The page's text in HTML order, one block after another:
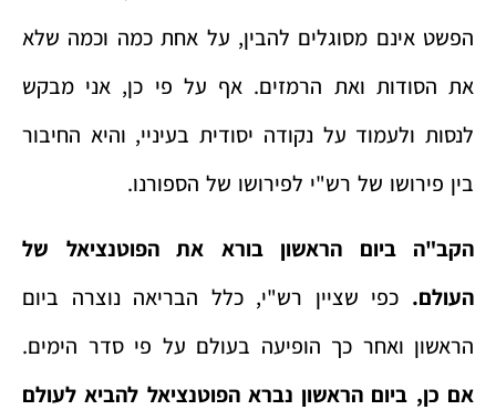
הפשט אינם מסוגלים להבין, על אחת כמה וכמה שלא
את הסודות ואת הרמזים. אף על פי כן, אני מבקש
לנסות ולעמוד על נקודה יסודית בעיניי, והיא החיבור
בין פירושו של רש"י לפירושו של הספורנו.
הקב"ה ביום הראשון בורא את הפוטנציאל של
העולם. כפי שציין רש"י, כלל הבריאה נוצרה ביום
הראשון ואחר כך הופיעה בעולם על פי סדר הימים.
אם כן, ביום הראשון נברא הפוטנציאל להביא לעולם